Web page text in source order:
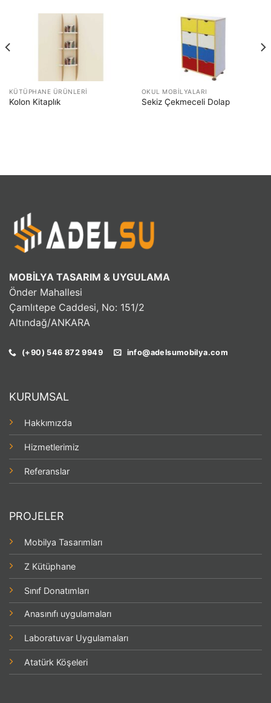
KÜTÜPHANE ÜRÜNLERI
Kolon Kitaplık
OKUL MOBILYALARI
Sekiz Çekmeceli Dolap
MOBİLYA TASARIM & UYGULAMA
Önder Mahallesi
Çamlıtepe Caddesi, No: 151/2
Altındağ/ANKARA
(+90) 546 872 9949 info@adelsumobilya.com
KURUMSAL
Hakkımızda
Hizmetlerimiz
Referanslar
PROJELER
Mobilya Tasarımları
Z Kütüphane
Sınıf Donatımları
Anasınıfı uygulamaları
Laboratuvar Uygulamaları
Atatürk Köşeleri